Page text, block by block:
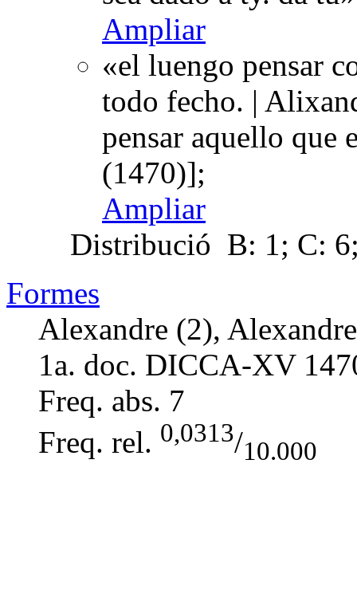
Ampliar
«el luengo pensar
todo fecho. |
pensar aquello que
(1470)];
Ampliar
Distribució B: 1; C:
Formes
Alexandre (2),
1a. doc. DICCA-XV
Freq. abs. 7
Freq. rel. 0,0313/10.000